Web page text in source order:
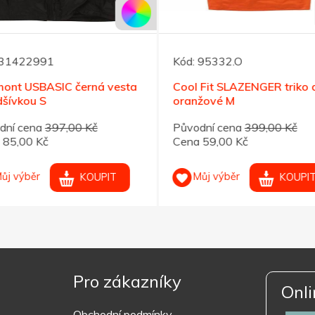
USBASIC černá vesta
S
cena397,00 Kč
Kč
výběr KOUPIT
Kód: 95332.O
Cool Fit SLAZENGER triko
oranžové M
Původní cena 399,00 Kč
Cena 59,00 Kč
Můj výběr KOUPIT
Pro zákazníky